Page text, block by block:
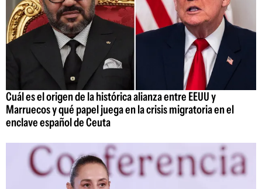
Cuál es el origen de la histórica alianza entre EEUU y
Marruecos y qué papel juega en la crisis migratoria en el
enclave español de Ceuta